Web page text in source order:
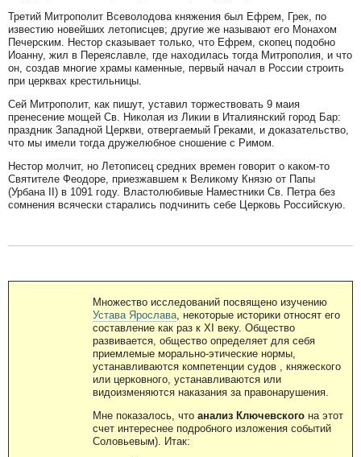
Третий Митрополит Всеволодова княжения был Ефрем, Грек, по
известию новейших летописцев; другие же называют его Монахом
Печерским. Нестор сказывает только, что Ефрем, скопец подобно
Иоанну, жил в Переяславле, где находилась тогда Митрополия, и что
он, создав многие храмы каменные, первый начал в России строить
при церквах крестильницы.
Сей Митрополит, как пишут, уставил торжествовать 9 маия
пренесение мощей Св. Николая из Ликии в Италиянский город Бар:
праздник Западной Церкви, отвергаемый Греками, и доказательство,
что мы имели тогда дружелюбное сношение с Римом.
Нестор молчит, но Летописец средних времен говорит о каком-то
Святителе Феодоре, приезжавшем к Великому Князю от Папы
(Урбана II) в 1091 году. Властолюбивые Наместники Св. Петра без
сомнения всячески старались подчинить себе Церковь Российскую.
Множество исследований посвящено изучению
Устава Ярослава , некоторые историки относят его
составление как раз к ХI веку. Общество
развивается, общество определяет для себя
приемлемые морально-этические нормы,
устанавливаются компетенции судов , княжеского
или церковного, устанавливаются или
видоизменяются наказания за правонарушения.
Мне показалось, что анализ Ключевского на этот
счет интереснее подробного изложения событий
Соловьевым). Итак: